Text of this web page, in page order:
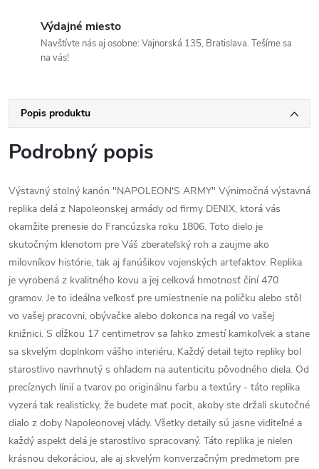
Výdajné miesto
Navštívte nás aj osobne: Vajnorská 135, Bratislava. Tešíme sa
na vás!
Popis produktu
Podrobný popis
Výstavný stolný kanón "NAPOLEON'S ARMY" Výnimočná výstavná
replika delá z Napoleonskej armády od firmy DENIX, ktorá vás
okamžite prenesie do Francúzska roku 1806. Toto dielo je
skutočným klenotom pre Váš zberateľský roh a zaujme ako
milovníkov histórie, tak aj fanúšikov vojenských artefaktov. Replika
je vyrobená z kvalitného kovu a jej celková hmotnosť činí 470
gramov. Je to ideálna veľkosť pre umiestnenie na poličku alebo stôl
vo vašej pracovni, obývačke alebo dokonca na regál vo vašej
knižnici. S dĺžkou 17 centimetrov sa ľahko zmestí kamkoľvek a stane
sa skvelým doplnkom vášho interiéru. Každý detail tejto repliky bol
starostlivo navrhnutý s ohľadom na autenticitu pôvodného diela. Od
precíznych línií a tvarov po originálnu farbu a textúry - táto replika
vyzerá tak realisticky, že budete mať pocit, akoby ste držali skutočné
dialo z doby Napoleonovej vlády. Všetky detaily sú jasne viditeľné a
každý aspekt delá je starostlivo spracovaný. Táto replika je nielen
krásnou dekoráciou, ale aj skvelým konverzačným predmetom pre